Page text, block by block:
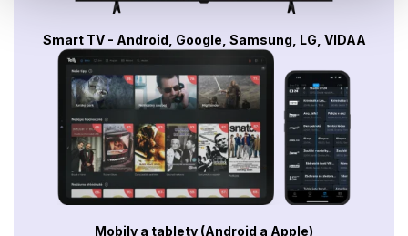
Smart TV - Android, Google, Samsung, LG, VIDAA
Mobily a tablety (Android a Apple)